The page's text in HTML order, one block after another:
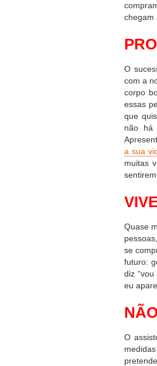
chegam
O
com a
corpo
essas
que
não há
a sua
muitas
Quase
se
futuro:
diz
eu
O